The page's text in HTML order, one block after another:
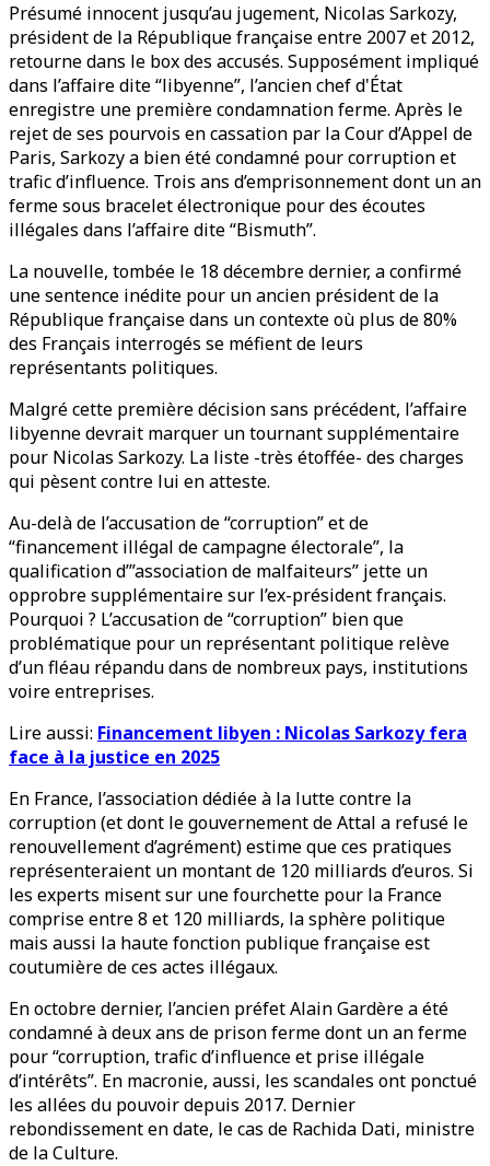
Présumé innocent jusqu’au jugement, Nicolas Sarkozy,
président de la République française entre 2007 et 2012,
retourne dans le box des accusés. Supposément impliqué
dans l’affaire dite “libyenne”, l’ancien chef d'État
enregistre une première condamnation ferme. Après le
rejet de ses pourvois en cassation par la Cour d’Appel de
Paris, Sarkozy a bien été condamné pour corruption et
trafic d’influence. Trois ans d’emprisonnement dont un an
ferme sous bracelet électronique pour des écoutes
illégales dans l’affaire dite “Bismuth”.
La nouvelle, tombée le 18 décembre dernier, a confirmé
une sentence inédite pour un ancien président de la
République française dans un contexte où plus de 80%
des Français interrogés se méfient de leurs
représentants politiques.
Malgré cette première décision sans précédent, l’affaire
libyenne devrait marquer un tournant supplémentaire
pour Nicolas Sarkozy. La liste -très étoffée- des charges
qui pèsent contre lui en atteste.
Au-delà de l’accusation de “corruption” et de
“financement illégal de campagne électorale”, la
qualification d’”association de malfaiteurs” jette un
opprobre supplémentaire sur l’ex-président français.
Pourquoi ? L’accusation de “corruption” bien que
problématique pour un représentant politique relève
d’un fléau répandu dans de nombreux pays, institutions
voire entreprises.
Lire aussi: Financement libyen : Nicolas Sarkozy fera
face à la justice en 2025
En France, l’association dédiée à la lutte contre la
corruption (et dont le gouvernement de Attal a refusé le
renouvellement d’agrément) estime que ces pratiques
représenteraient un montant de 120 milliards d’euros. Si
les experts misent sur une fourchette pour la France
comprise entre 8 et 120 milliards, la sphère politique
mais aussi la haute fonction publique française est
coutumière de ces actes illégaux.
En octobre dernier, l’ancien préfet Alain Gardère a été
condamné à deux ans de prison ferme dont un an ferme
pour “corruption, trafic d’influence et prise illégale
d’intérêts”. En macronie, aussi, les scandales ont ponctué
les allées du pouvoir depuis 2017. Dernier
rebondissement en date, le cas de Rachida Dati, ministre
de la Culture.